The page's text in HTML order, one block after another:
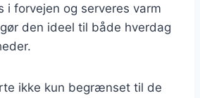
i forvejen og serveres varm
den ideel til både hverdag
ikke kun begrænset til de